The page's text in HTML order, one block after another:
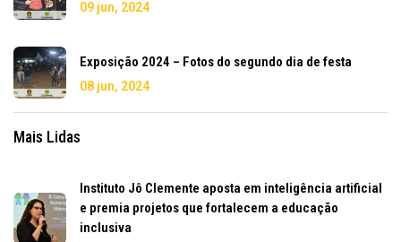
09 jun, 2024
Exposição 2024 – Fotos do segundo dia de festa
08 jun, 2024
Mais Lidas
Instituto Jô Clemente aposta em inteligência artificial
e premia projetos que fortalecem a educação
inclusiva